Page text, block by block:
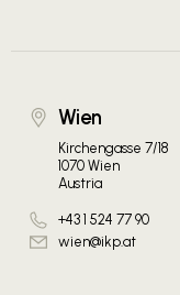
Wien
Kirchengasse 7/18
1070 Wien
Austria
+43 1 524 77 90
wien@ikp.at